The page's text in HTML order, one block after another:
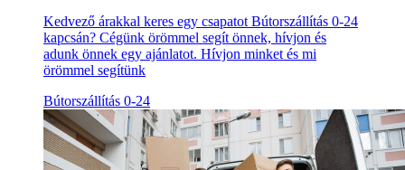
Kedvező árakkal keres egy csapatot Bútorszállítás 0-24
kapcsán? Cégünk örömmel segít önnek, hívjon és
adunk önnek egy ajánlatot. Hívjon minket és mi
örömmel segítünk
Bútorszállítás 0-24